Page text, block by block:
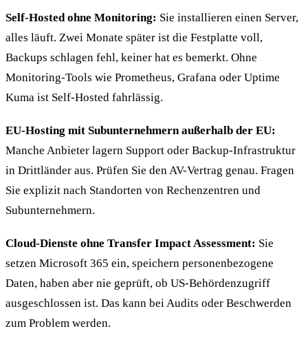
Self-Hosted ohne Monitoring: Sie installieren einen Server,
alles läuft. Zwei Monate später ist die Festplatte voll,
Backups schlagen fehl, keiner hat es bemerkt. Ohne
Monitoring-Tools wie Prometheus, Grafana oder Uptime
Kuma ist Self-Hosted fahrlässig.
EU-Hosting mit Subunternehmern außerhalb der EU:
Manche Anbieter lagern Support oder Backup-Infrastruktur
in Drittländer aus. Prüfen Sie den AV-Vertrag genau. Fragen
Sie explizit nach Standorten von Rechenzentren und
Subunternehmern.
Cloud-Dienste ohne Transfer Impact Assessment: Sie
setzen Microsoft 365 ein, speichern personenbezogene
Daten, haben aber nie geprüft, ob US-Behördenzugriff
ausgeschlossen ist. Das kann bei Audits oder Beschwerden
zum Problem werden.